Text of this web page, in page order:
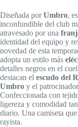
Diseñada porUmbro,
inconfundible del club
atravesado por una
identidad del equipo y
novedad de esta
adopta un estilo más
detalles negros en el
destacan el escudo del
Umbro y el
Confeccionada con
ligereza y comodidad
diario. Una camiseta
rayista.